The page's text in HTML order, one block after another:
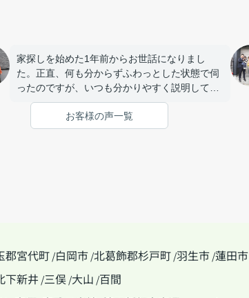
家探しを始めた1年前からお世話になりまし
た。正直、何も分からずふわっとした状態で伺
ったのですが、いつも分かりやすく説明してい
ただき、私たちの要望やペースに合わせて丁寧
に対応してくれました。とても話しやすい雰囲
気で連絡もすぐ対応してくれるので安心して相
お客様の声一覧
郡宮代町 /白岡市 /北葛飾郡杉戸町 /羽生市 /蓮田市
下新井 /三俣 /大山 /百間